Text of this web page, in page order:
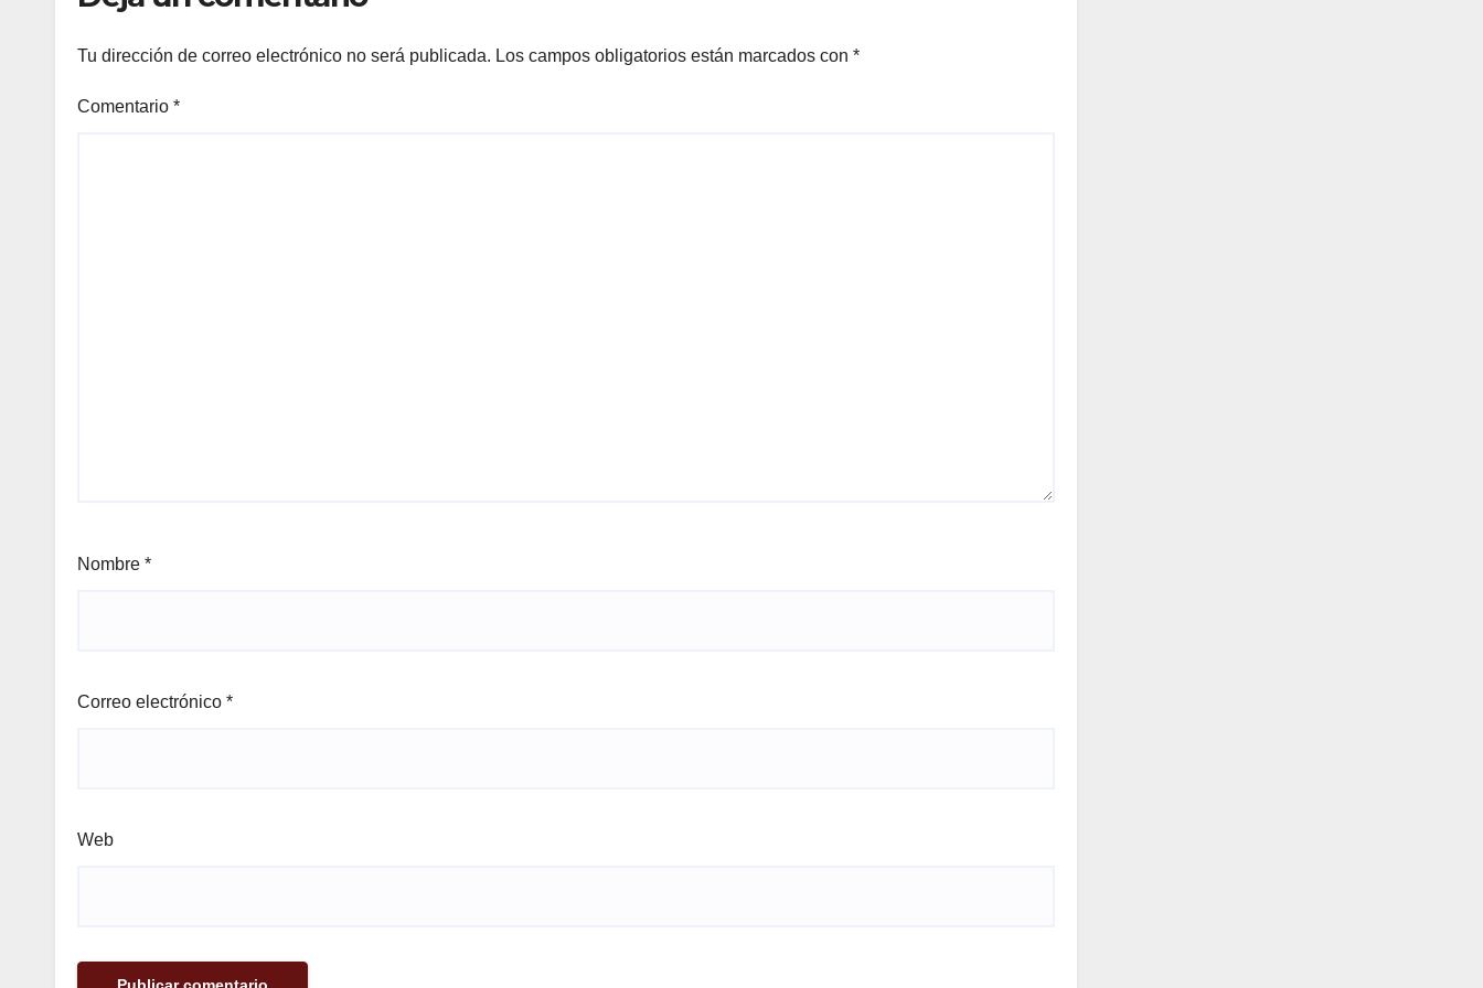
Tu dirección de correo electrónico no será publicada. Los campos obligatorios están marcados con *
Comentario *
Nombre *
Correo electrónico *
Web